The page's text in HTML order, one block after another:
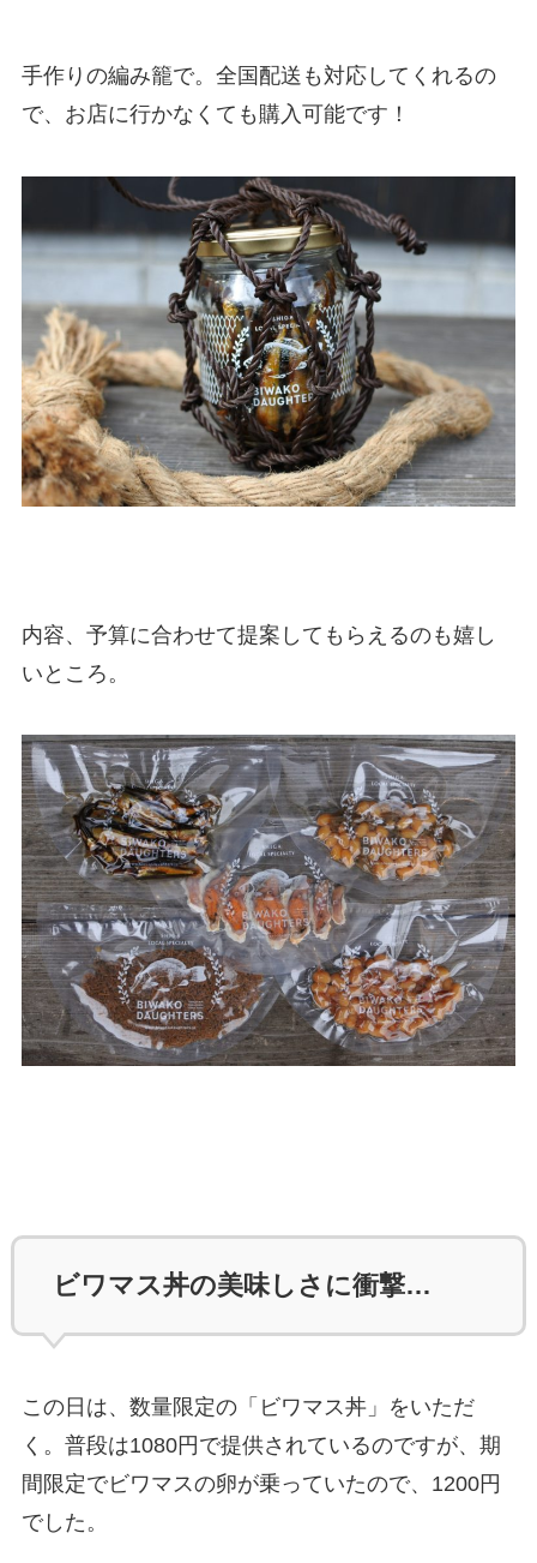
手作りの編み籠で。全国配送も対応してくれるの
で、お店に行かなくても購入可能です！
内容、予算に合わせて提案してもらえるのも嬉し
いところ。
ビワマス丼の美味しさに衝撃…
この日は、数量限定の「ビワマス丼」をいただ
く。普段は1080円で提供されているのですが、期
間限定でビワマスの卵が乗っていたので、1200円
でした。